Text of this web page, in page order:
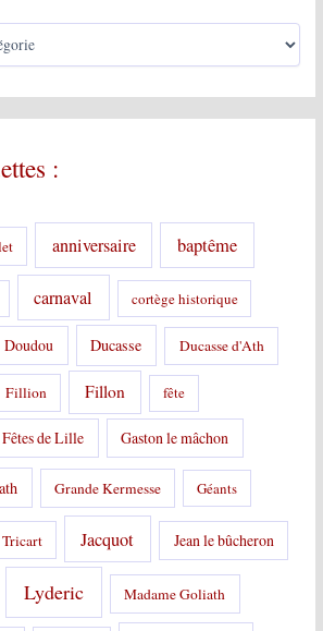
:
anniversaire baptême
carnaval cortège historique
Doudou Ducasse Ducasse d'Ath
Fillion Fillon fête
Fêtes de Lille Gaston le mâchon
Grande Kermesse Géants
Jacquot Jean le bûcheron
Lyderic Madame Goliath